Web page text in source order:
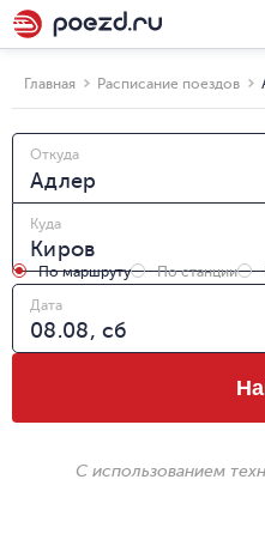
Главная Расписание поездов
Откуда
Куда
По маршруту По станции
Дата
С использованием